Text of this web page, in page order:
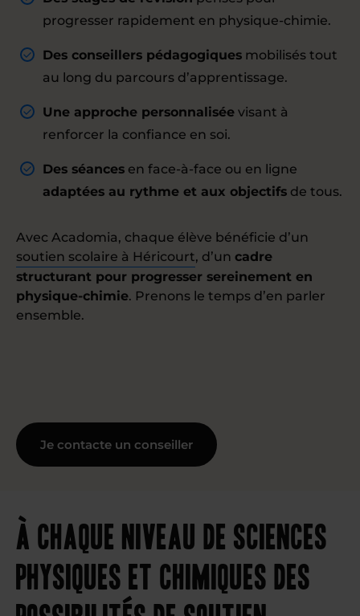
progresser rapidement en physique-chimie.
Des conseillers pédagogiques mobilisés tout
au long du parcours d’apprentissage.
Une approche personnalisée visant à
renforcer la confiance en soi.
Des séances en face-à-face ou en ligne
adaptées au rythme et aux objectifs de tous.
Avec Acadomia, chaque élève bénéficie d’un
soutien scolaire à Héricourt, d’un cadre
structurant pour progresser sereinement en
physique-chimie. Prenons le temps d’en parler
ensemble.
Je contacte un conseiller
À chaque niveau de sciences
physiques et chimiques des